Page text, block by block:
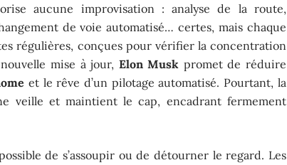
aucune improvisation : analyse de la route,
de voie automatisé… certes, mais chaque
régulières, conçues pour vérifier la concentration
mise à jour, Elon Musk promet de réduire
et le rêve d’un pilotage automatisé. Pourtant, la
veille et maintient le cap, encadrant fermement
de s’assoupir ou de détourner le regard. Les